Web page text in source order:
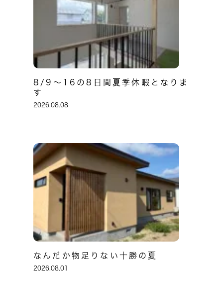
8/9～16の8日間夏季休暇となりま
す
2026.08.08
なんだか物足りない十勝の夏
2026.08.01